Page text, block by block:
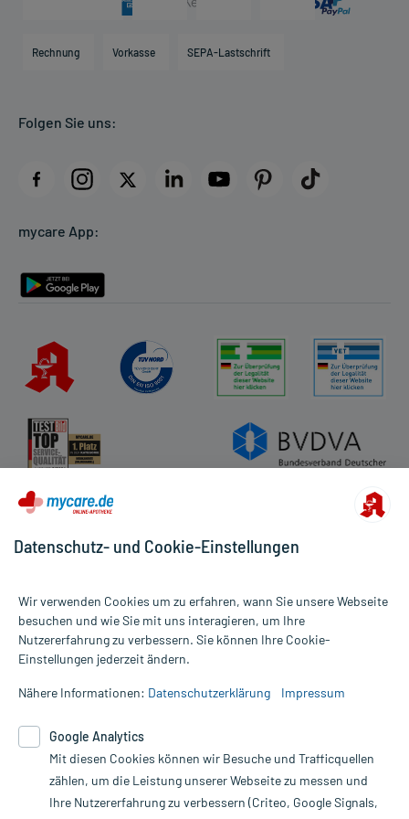
Direktabrechnung PKV
AGB
Datenschutz
Rückgabe/Widerruf
Rechnung Vorkasse SEPA-Lastschrift
Folgen Sie uns:
mycare App:
Alle Preise gelten inkl. MwSt., ggf. zzgl. Versandkosten
Informationen auf dieser Website werden ausschließlich für
die Untersuchung und Behandlung durch einen Arzt. Bitte
Therapien eingeleitet werden können. | Diese Webseite benutzt
Google Analytics. Lesen Sie bitte dazu die wichtigen Hinweise in
unserer Datenschutzerklärung. Für den Widerruf einer Bestellung
nutzen Sie das Formular:
Datenschutz- und Cookie-Einstellungen
Wir verwenden Cookies um zu erfahren, wann Sie unsere Webseite
besuchen und wie Sie mit uns interagieren, um Ihre
Nutzererfahrung zu verbessern. Sie können Ihre Cookie-
Einstellungen jederzeit ändern.
Nähere Informationen: Datenschutzerklärung Impressum
Google Analytics
Mit diesen Cookies können wir Besuche und Trafficquellen
zählen, um die Leistung unserer Webseite zu messen und
Ihre Nutzererfahrung zu verbessern (Criteo, Google Signals,